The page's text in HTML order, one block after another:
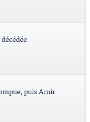
puis Amir